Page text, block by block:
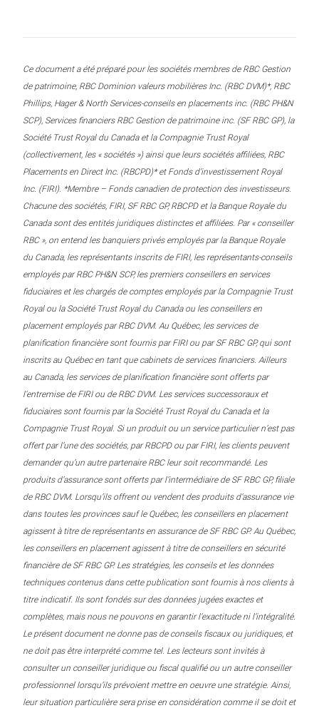
Ce document a été préparé pour les sociétés membres de RBC Gestion
de patrimoine, RBC Dominion valeurs mobilières Inc. (RBC DVM)*, RBC
Phillips, Hager & North Services-conseils en placements inc. (RBC PH&N
SCP), Services financiers RBC Gestion de patrimoine inc. (SF RBC GP), la
Société Trust Royal du Canada et la Compagnie Trust Royal
(collectivement, les « sociétés ») ainsi que leurs sociétés affiliées, RBC
Placements en Direct Inc. (RBCPD)* et Fonds d’investissement Royal
Inc. (FIRI). *Membre – Fonds canadien de protection des investisseurs.
Chacune des sociétés, FIRI, SF RBC GP, RBCPD et la Banque Royale du
Canada sont des entités juridiques distinctes et affiliées. Par « conseiller
RBC », on entend les banquiers privés employés par la Banque Royale
du Canada, les représentants inscrits de FIRI, les représentants-conseils
employés par RBC PH&N SCP, les premiers conseillers en services
fiduciaires et les chargés de comptes employés par la Compagnie Trust
Royal ou la Société Trust Royal du Canada ou les conseillers en
placement employés par RBC DVM. Au Québec, les services de
planification financière sont fournis par FIRI ou par SF RBC GP, qui sont
inscrits au Québec en tant que cabinets de services financiers. Ailleurs
au Canada, les services de planification financière sont offerts par
l’entremise de FIRI ou de RBC DVM. Les services successoraux et
fiduciaires sont fournis par la Société Trust Royal du Canada et la
Compagnie Trust Royal. Si un produit ou un service particulier n’est pas
offert par l’une des sociétés, par RBCPD ou par FIRI, les clients peuvent
demander qu’un autre partenaire RBC leur soit recommandé. Les
produits d’assurance sont offerts par l’intermédiaire de SF RBC GP, filiale
de RBC DVM. Lorsqu’ils offrent ou vendent des produits d’assurance vie
dans toutes les provinces sauf le Québec, les conseillers en placement
agissent à titre de représentants en assurance de SF RBC GP. Au Québec,
les conseillers en placement agissent à titre de conseillers en sécurité
financière de SF RBC GP. Les stratégies, les conseils et les données
techniques contenus dans cette publication sont fournis à nos clients à
titre indicatif. Ils sont fondés sur des données jugées exactes et
complètes, mais nous ne pouvons en garantir l’exactitude ni l’intégralité.
Le présent document ne donne pas de conseils fiscaux ou juridiques, et
ne doit pas être interprété comme tel. Les lecteurs sont invités à
consulter un conseiller juridique ou fiscal qualifié ou un autre conseiller
professionnel lorsqu’ils prévoient mettre en oeuvre une stratégie. Ainsi,
leur situation particulière sera prise en considération comme il se doit et